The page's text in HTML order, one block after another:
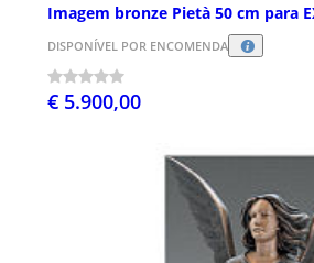
Imagem bronze Pietà 50 cm para
DISPONÍVEL POR ENCOMENDA
€ 5.900,00